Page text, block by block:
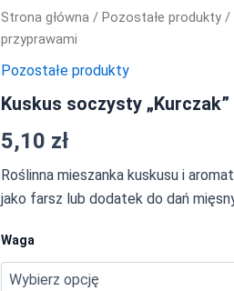
Strona główna / Pozostałe produkty /
przyprawami
Pozostałe produkty
Kuskus soczysty
5,10 zł
Roślinna mieszanka kuskusu i
jako farsz lub dodatek do dań
Waga
ilość
soczysty
„Kurczak”
z
i